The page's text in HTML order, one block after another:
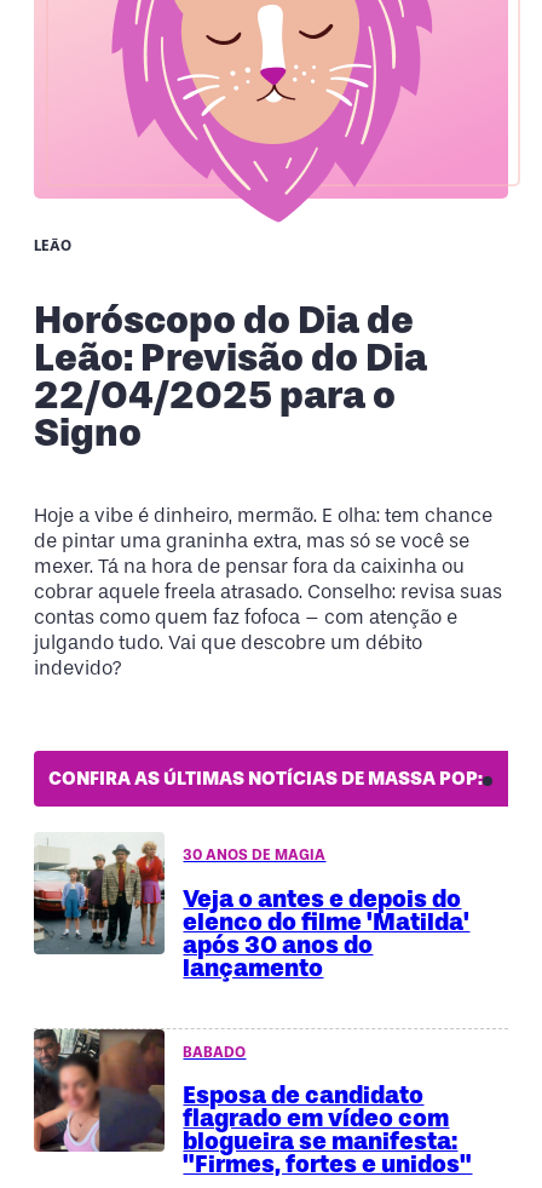
LEÃO
Horóscopo do Dia de
Leão: Previsão do Dia
22/04/2025 para o
Signo
Hoje a vibe é dinheiro, mermão. E olha: tem chance
de pintar uma graninha extra, mas só se você se
mexer. Tá na hora de pensar fora da caixinha ou
cobrar aquele freela atrasado. Conselho: revisa suas
contas como quem faz fofoca – com atenção e
julgando tudo. Vai que descobre um débito
indevido?
CONFIRA AS ÚLTIMAS NOTÍCIAS DE MASSA POP:
30 ANOS DE MAGIA
Veja o antes e depois do
elenco do filme 'Matilda'
após 30 anos do
lançamento
BABADO
Esposa de candidato
flagrado em vídeo com
blogueira se manifesta:
"Firmes, fortes e unidos"